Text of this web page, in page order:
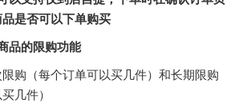
是否可以下单购买
品的限购功能
购（每个订单可以买几件）和长期限购
几件）